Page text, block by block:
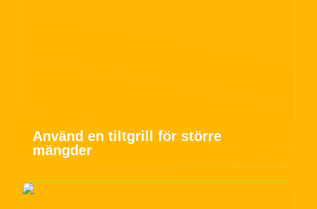
Använd en tiltgrill för större
mängder